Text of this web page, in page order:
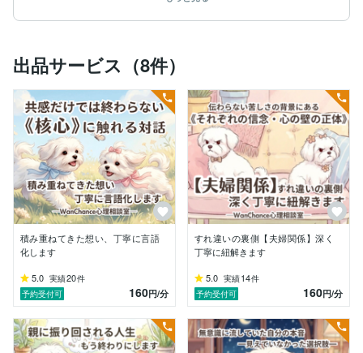
──♡──
公認心理師のわんタロパパです。
私は長年、心理学を学ぶ側であると同時に、
カウンセリングを受けるクライアントでもありました。
「話しても伝わらない」
「理解されない」
「相談したのに余計につらくなった」
そんな経験があります。
だからこそ、相談することに勇気がいることを知ってい
ます。
WanChance心理相談室では、
精神分析の、フロイトとラカンの考え方を土台としなが
さまざまな理論や実践を学び続けています。
大切にしている事《寄り添いと安心》｜10代からのク
https://coconala.com/blogs/5309455/645173
出品サービス（8件）
積み重ねてきた想い、丁寧に言語
化します
5.0 実績20件
予約受付可
160円/分
すれ違いの裏側【夫婦関係】深く
丁寧に紐解きます
5.0 実績14件
予約受付可
160円/分